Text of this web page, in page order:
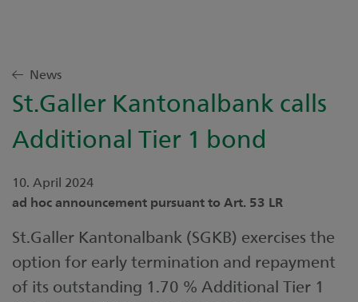
News
St.Galler Kantonalbank calls
Additional Tier 1 bond
10. April 2024
ad hoc announcement pursuant to Art. 53 LR
St.Galler Kantonalbank (SGKB) exercises the
option for early termination and repayment
of its outstanding 1.70 % Additional Tier 1